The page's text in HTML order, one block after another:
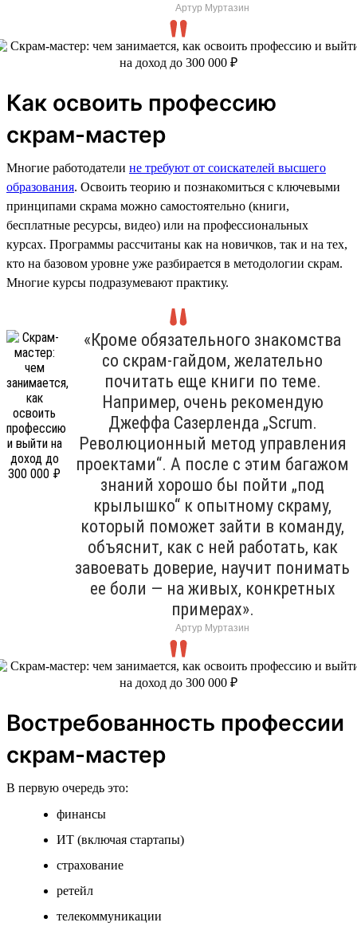
Артур Муртазин
Как освоить профессию
скрам-мастер
Многие работодатели не требуют от соискателей высшего
образования. Освоить теорию и познакомиться с ключевыми
принципами скрама можно самостоятельно (книги,
бесплатные ресурсы, видео) или на профессиональных
курсах. Программы рассчитаны как на новичков, так и на тех,
кто на базовом уровне уже разбирается в методологии скрам.
Многие курсы подразумевают практику.
«Кроме обязательного знакомства
со скрам-гайдом, желательно
почитать еще книги по теме.
Например, очень рекомендую
Джеффа Сазерленда „Scrum.
Революционный метод управления
проектами“. А после с этим багажом
знаний хорошо бы пойти „под
крылышко“ к опытному скраму,
который поможет зайти в команду,
объяснит, как с ней работать, как
завоевать доверие, научит понимать
ее боли — на живых, конкретных
примерах».
Артур Муртазин
Востребованность профессии
скрам-мастер
В первую очередь это:
финансы
ИТ (включая стартапы)
страхование
ретейл
телекоммуникации